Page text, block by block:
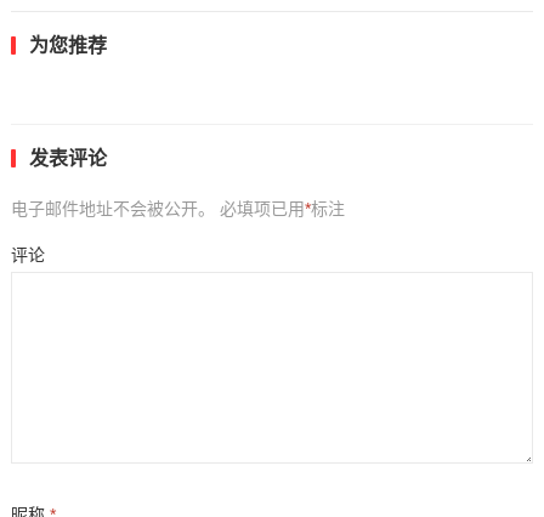
为您推荐
发表评论
电子邮件地址不会被公开。 必填项已用*标注
评论